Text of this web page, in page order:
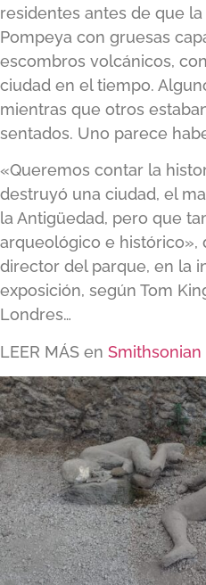
residentes antes de que
Pompeya con gruesas
escombros volcánicos,
ciudad en el tiempo.
mientras que otros
sentados. Uno parece
«Queremos contar la
destruyó una ciudad, el
la Antigüedad, pero que
arqueológico e histórico»,
director del parque, en la
exposición, según Tom
Londres…
LEER MÁS en Smithsonian